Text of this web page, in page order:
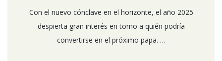
Con el nuevo cónclave en el horizonte, el año 2025
despierta gran interés en torno a quién podría
convertirse en el próximo papa. …